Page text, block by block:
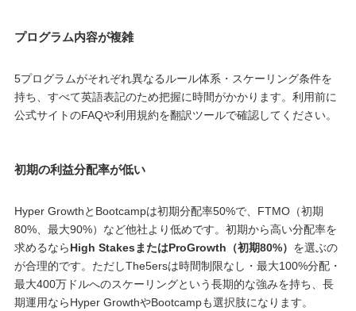
プログラム内容が複雑
5プログラムがそれぞれ異なるルール体系・スケーリング条件を
持ち、すべて英語表記のため把握に時間がかかります。利用前に
公式サイトのFAQや利用規約を翻訳ツールで確認してください。
初期の利益分配率が低い
Hyper GrowthとBootcampは初期分配率50%で、FTMO（初期
80%、最大90%）など他社より低めです。初期から高い分配率を
求めるならHigh StakesまたはProGrowth（初期80%） を選ぶの
が合理的です。ただしThe5ersは時間制限なし・最大100%分配・
最大400万ドルへのスケーリングという長期的な強みを持ち、長
期運用ならHyper GrowthやBootcampも選択肢になります。